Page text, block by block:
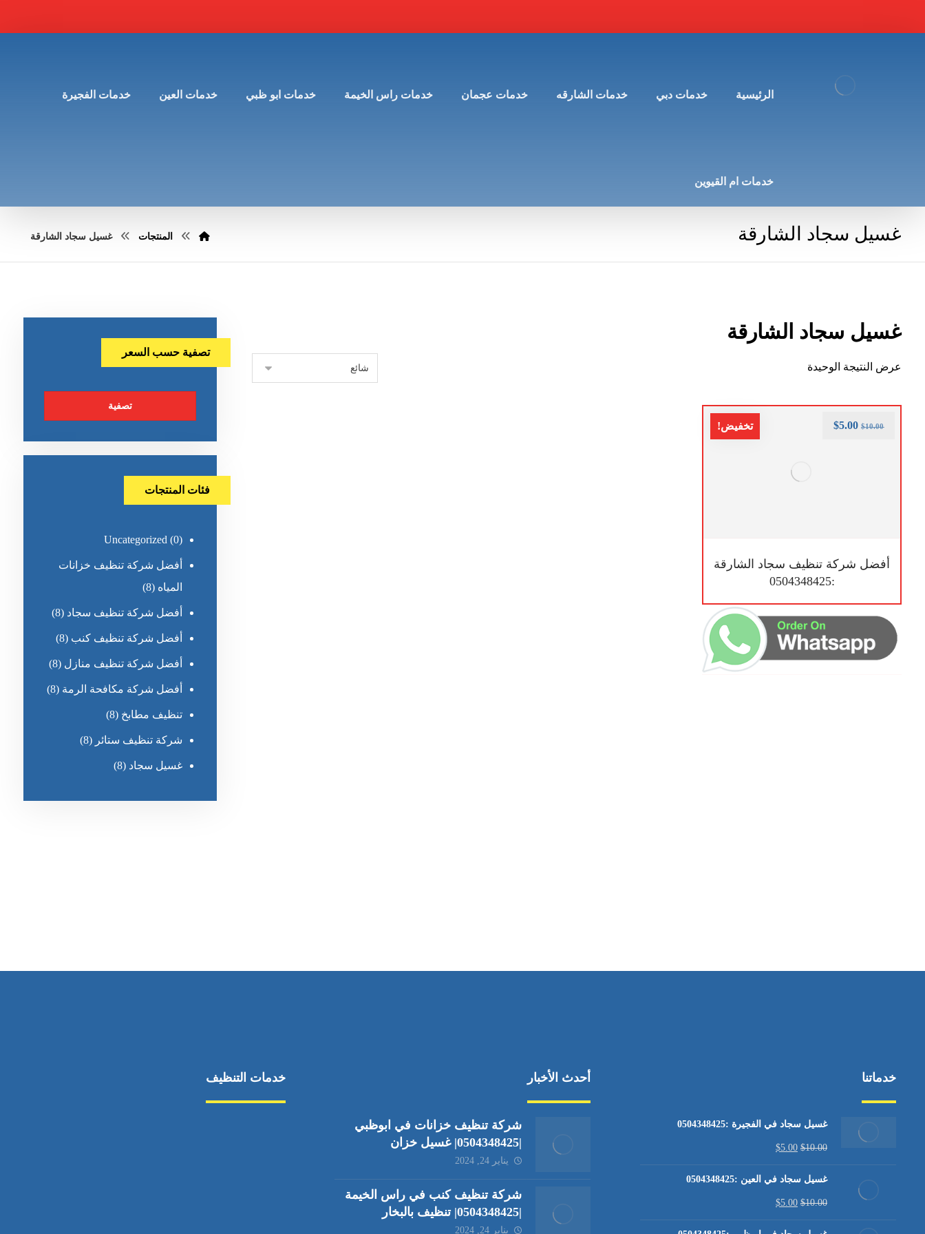
الرئيسية خدمات دبي خدمات الشارقه خدمات عجمان خدمات راس الخيمة خدمات ابو ظبي خدمات العين خدمات الفجيرة
خدمات ام القيوين
غسيل سجاد الشارقة المنتجات غسيل سجاد الشارقة
غسيل سجاد الشارقة
عرض النتيجة الوحيدة
تخفيض!
أفضل شركة تنظيف سجاد الشارقة
:0504348425
$10.00
$5.00
تصفية حسب السعر
تصفية
فئات المنتجات
Uncategorized (0)
أفضل شركة تنظيف خزانات
المياه (8)
أفضل شركة تنظيف سجاد (8)
أفضل شركة تنظيف كنب (8)
أفضل شركة تنظيف منازل (8)
أفضل شركة مكافحة الرمة (8)
تنظيف مطابخ (8)
شركة تنظيف ستائر (8)
غسيل سجاد (8)
خدماتنا
غسيل سجاد في الفجيرة :0504348425
$10.00
$5.00
غسيل سجاد في العين :0504348425
$10.00
$5.00
أحدث الأخبار
شركة تنظيف خزانات في ابوظبي
|0504348425| غسيل خزان
يناير 24, 2024
شركة تنظيف كنب في راس الخيمة
|0504348425| تنظيف بالبخار
يناير 24, 2024
خدمات التنظيف